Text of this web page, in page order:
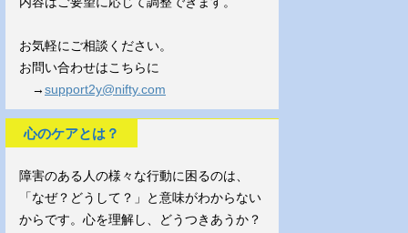
お気軽にご相談ください。
お問い合わせはこちらに
→support2y@nifty.com
心のケアとは？
障害のある人の様々な行動に困るのは、
「なぜ？どうして？」と意味がわからない
からです。心を理解し、どうつきあうか？